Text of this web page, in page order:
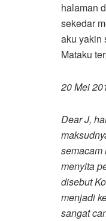
halaman
sekedar
aku yakin
Mataku
20 Mei
Dear J,
semacam
menyita
disebut
menjadi
sangat